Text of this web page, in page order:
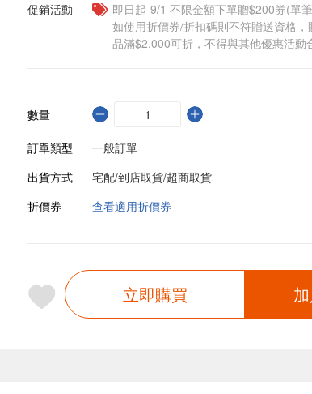
促銷活動
即日起-9/1 不限金額下單贈$200券(單
如使用折價券/折扣碼則不符贈送資格
品滿$2,000可折，不得與其他優惠活動
數量
訂單類型
一般訂單
出貨方式
宅配/到店取貨/超商取貨
折價券
查看適用折價券
立即購買